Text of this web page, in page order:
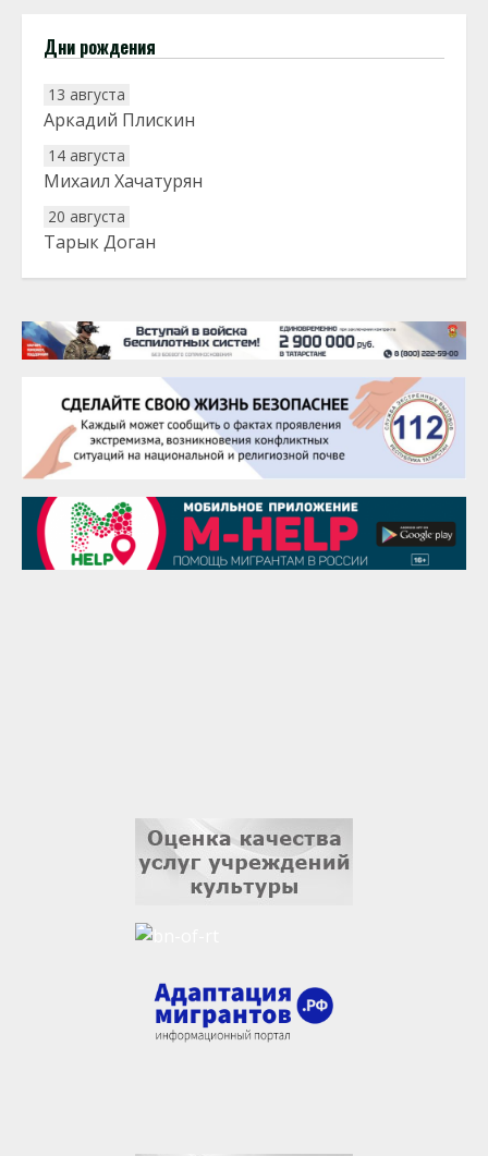
Дни рождения
13 августа
Аркадий Плискин
14 августа
Михаил Хачатурян
20 августа
Тарык Доган
22 августа
25 августа
Сэсэгма Бубеева
28 августа
Чингиз Мустафаев
29 августа
Надежда Рослова
1 сентября
Гали Хасанов